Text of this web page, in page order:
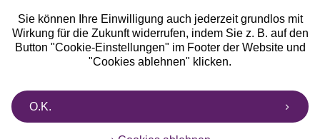
Sie können Ihre Einwilligung auch jederzeit grundlos mit
Wirkung für die Zukunft widerrufen, indem Sie z. B. auf den
Button "Cookie-Einstellungen" im Footer der Website und
"Cookies ablehnen" klicken.
O.K.